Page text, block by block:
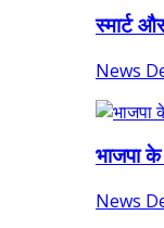
स्मार्ट
News
भाजपा के
News